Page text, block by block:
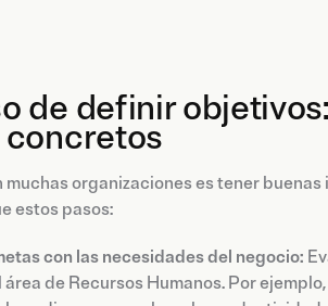
de definir
muchas organizaciones es tener
estos pasos:
con las necesidades del negocio:
de Recursos Humanos. Por